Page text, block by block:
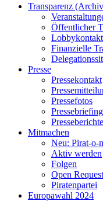
Transparenz
Öffentlicher
Finanzielle
Presse
Pressekontakt
Pressefotos
Presseberichte
Mitmachen
Neu: Pirat-o-
Aktiv werden
Folgen
Open Request
Piratenpartei
Europawahl 2024